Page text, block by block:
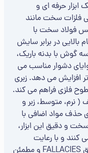
حرفه ای و
فلزات سخت مانند
فولاد سخت با
در برابر سایش
گوش با بدنه باریک،
دشوار مناسب می
‌تر افزایش می دهد. زبری
فلزی فراهم می کند.
نرم، متوسط، زبر و
حذف مواد اضافی با
و دقیق این ابزار،
کنند و با رعایت
استانداردهای اروپا و آلمان، عملکردی دقیق FALLACIES و مطمئن